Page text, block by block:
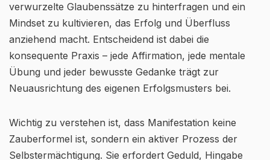
verwurzelte Glaubenssätze zu hinterfragen und ein
Mindset zu kultivieren, das Erfolg und Überfluss
anziehend macht. Entscheidend ist dabei die
konsequente Praxis – jede Affirmation, jede mentale
Übung und jeder bewusste Gedanke trägt zur
Neuausrichtung des eigenen Erfolgsmusters bei.
Wichtig zu verstehen ist, dass Manifestation keine
Zauberformel ist, sondern ein aktiver Prozess der
Selbstermächtigung. Sie erfordert Geduld, Hingabe